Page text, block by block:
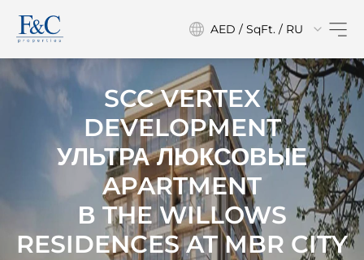
AED / SqFt. / RU
SCC VERTEX
DEVELOPMENT
УЛЬТРА ЛЮКСОВЫЕ
APARTMENT
В THE WILLOWS
RESIDENCES AT MBR CITY